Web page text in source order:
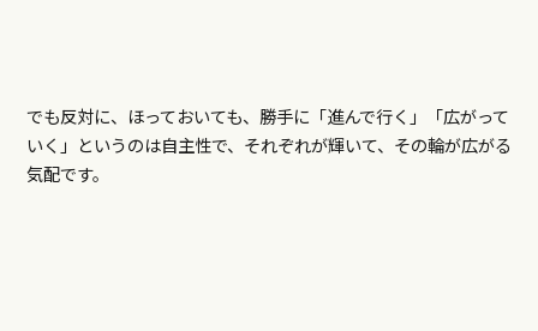
でも反対に、ほっておいても、勝手に「進んで行く」「広がって
いく」というのは自主性で、それぞれが輝いて、その輪が広がる
気配です。